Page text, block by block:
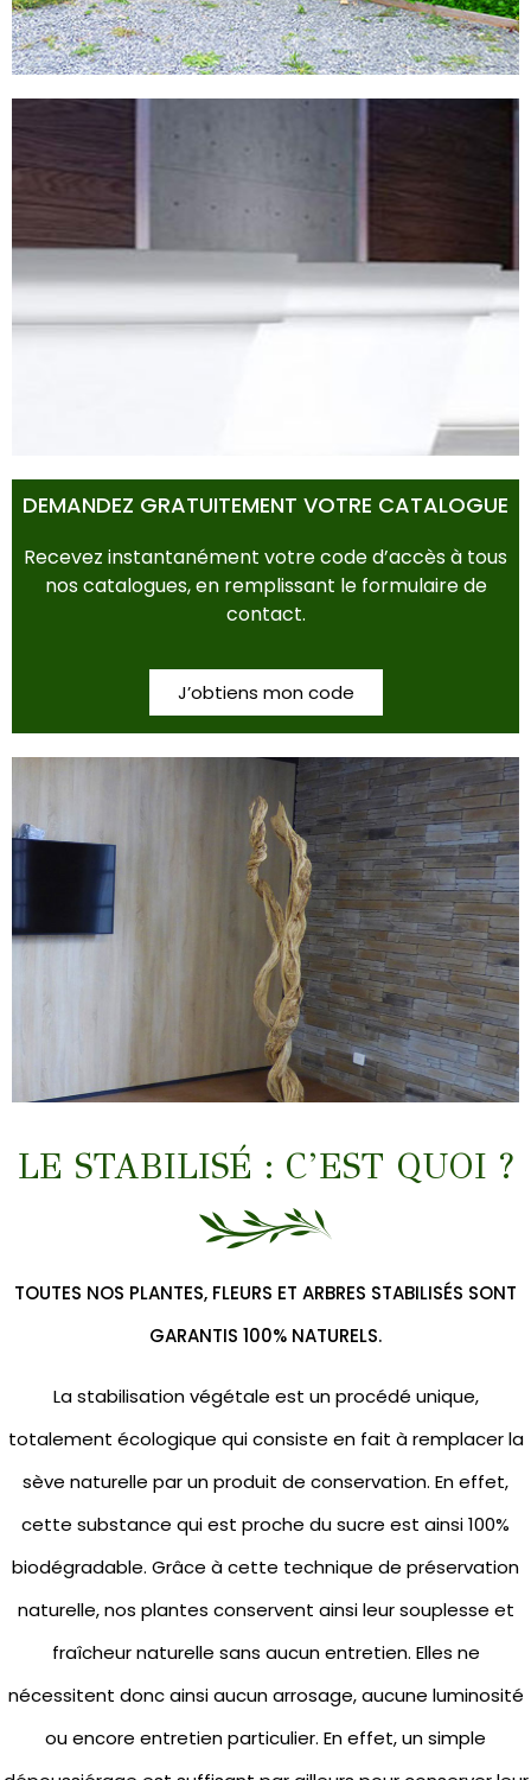
POTS & BACS
DEMANDEZ GRATUITEMENT VOTRE CATALOGUE
Recevez instantanément votre code d’accès à tous
nos catalogues, en remplissant le formulaire de
contact.
J’obtiens mon code
LIANES & TRONCS
LE STABILISÉ : C’EST QUOI ?
TOUTES NOS PLANTES, FLEURS ET ARBRES STABILISÉS SONT
GARANTIS 100% NATURELS.
La stabilisation végétale est un procédé unique,
totalement écologique qui consiste en fait à remplacer la
sève naturelle par un produit de conservation. En effet,
cette substance qui est proche du sucre est ainsi 100%
biodégradable. Grâce à cette technique de préservation
naturelle, nos plantes conservent ainsi leur souplesse et
fraîcheur naturelle sans aucun entretien. Elles ne
nécessitent donc ainsi aucun arrosage, aucune luminosité
ou encore entretien particulier. En effet, un simple